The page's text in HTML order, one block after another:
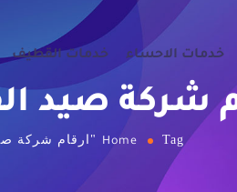
خدمات الاحساء خدمات القطيف
شركة صيد
Home Tag "ارقام شركة صيد القطط بالقطيف"